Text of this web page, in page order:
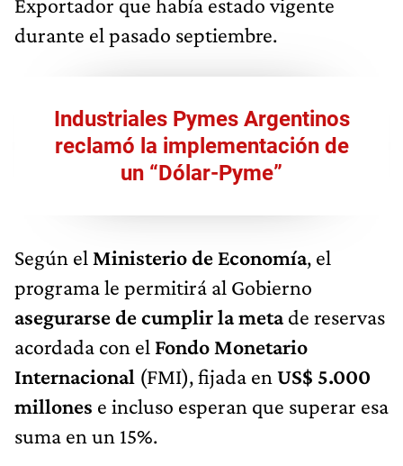
Exportador que había estado vigente
durante el pasado septiembre.
Industriales Pymes Argentinos
reclamó la implementación de
un “Dólar-Pyme”
Según el Ministerio de Economía, el
programa le permitirá al Gobierno
asegurarse de cumplir la metade reservas
acordada con el Fondo Monetario
Internacional (FMI), fijada en US$ 5.000
millones e incluso esperan que superar esa
suma en un 15%.